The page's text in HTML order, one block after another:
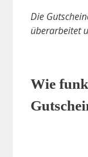
Die
überarbeitet
Wie